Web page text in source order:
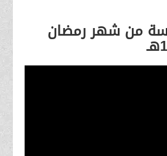
من شهر رمضان